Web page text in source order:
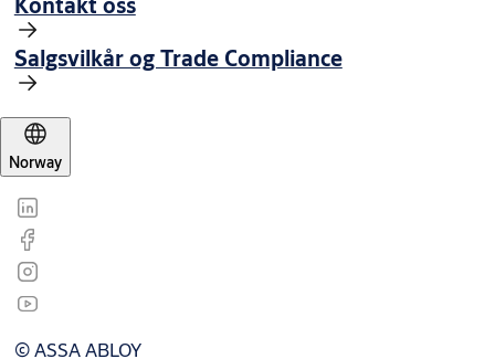
Salgsvilkår og Trade Compliance
Norway
© ASSA ABLOY